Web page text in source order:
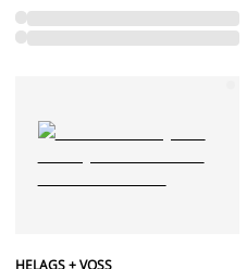
HELAGS + VOSS